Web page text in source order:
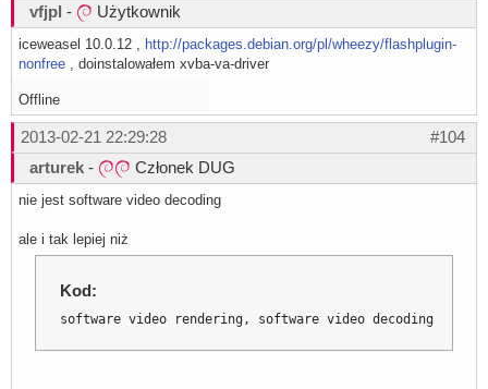
vfjpl - Użytkownik
iceweasel 10.0.12 , http://packages.debian.org/pl/wheezy/flashplugin-
nonfree , doinstalowałem xvba-va-driver
Offline
#104
2013-02-21 22:29:28
arturek - Członek DUG
nie jest software video decoding
ale i tak lepiej niż
Kod:
software video rendering, software video decoding